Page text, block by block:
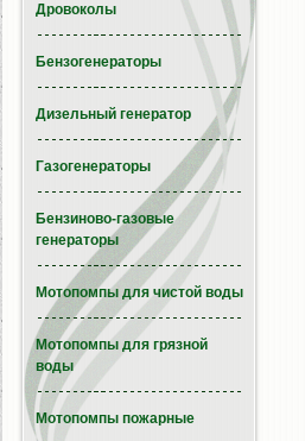
Дровоколы
Бензогенераторы
Дизельный генератор
Газогенераторы
Бензиново-газовые
генераторы
Мотопомпы для чистой воды
Мотопомпы для грязной
воды
Мотопомпы пожарные